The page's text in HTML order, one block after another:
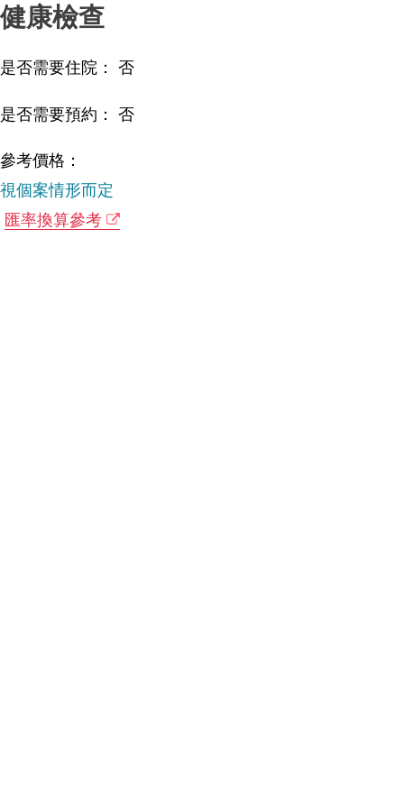
健康檢查
是否需要住院： 否
是否需要預約： 否
參考價格：
視個案情形而定
匯率換算參考